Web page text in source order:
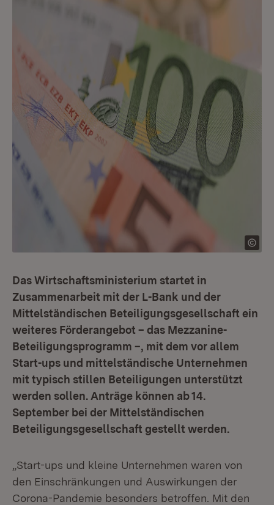
Das Wirtschaftsministerium startet in
Zusammenarbeit mit der L-Bank und der
Mittelständischen Beteiligungsgesellschaft ein
weiteres Förderangebot – das Mezzanine-
Beteiligungsprogramm –, mit dem vor allem
Start-ups und mittelständische Unternehmen
mit typisch stillen Beteiligungen unterstützt
werden sollen. Anträge können ab 14.
September bei der Mittelständischen
Beteiligungsgesellschaft gestellt werden.
„Start-ups und kleine Unternehmen waren von
den Einschränkungen und Auswirkungen der
Corona-Pandemie besonders betroffen. Mit den